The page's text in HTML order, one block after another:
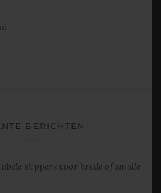
BERICHTEN
slippers voor brede of smalle